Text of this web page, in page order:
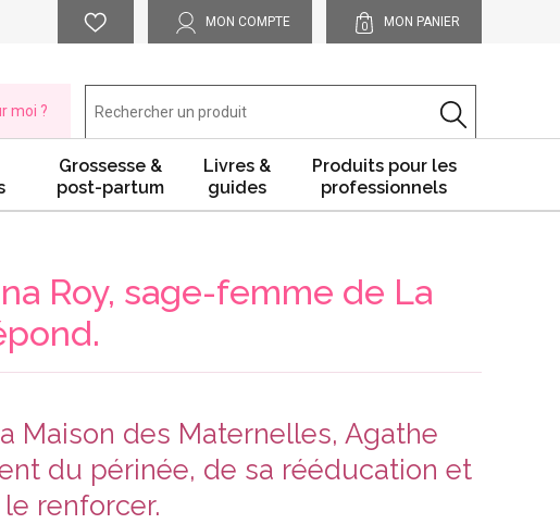
MON COMPTE 0 MON PANIER
moi ?
Grossesse &
post-partum
Livres &
guides
Produits pour les
professionnels
Roy, sage-femme de La
Maison des Maternelles, Agathe
du périnée, de sa rééducation et
renforcer.